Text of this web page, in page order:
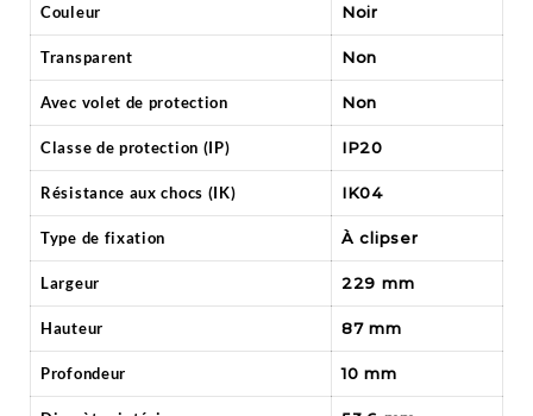
Couleur Noir
Transparent Non
Avec volet de protection Non
Classe de protection (IP) IP20
Résistance aux chocs (IK) IK04
Type de fixation À clipser
Largeur 229 mm
Hauteur 87 mm
Profondeur 10 mm